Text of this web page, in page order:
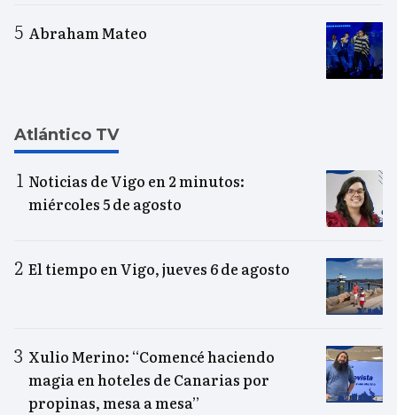
Abraham Mateo
Atlántico TV
Noticias de Vigo en 2 minutos:
miércoles 5 de agosto
El tiempo en Vigo, jueves 6 de agosto
Xulio Merino: “Comencé haciendo
magia en hoteles de Canarias por
propinas, mesa a mesa”